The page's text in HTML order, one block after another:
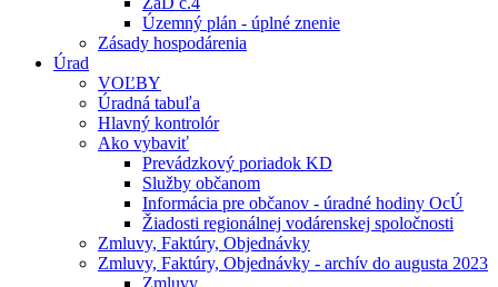
Územný plán - úplné znenie
Zásady hospodárenia
Úrad
VOĽBY
Úradná tabuľa
Hlavný kontrolór
Ako vybaviť
Prevádzkový poriadok KD
Služby občanom
Informácia pre občanov - úradné hodiny OcÚ
Žiadosti regionálnej vodárenskej spoločnosti
Zmluvy, Faktúry, Objednávky
Zmluvy, Faktúry, Objednávky - archív do augusta 2023
Zmluvy